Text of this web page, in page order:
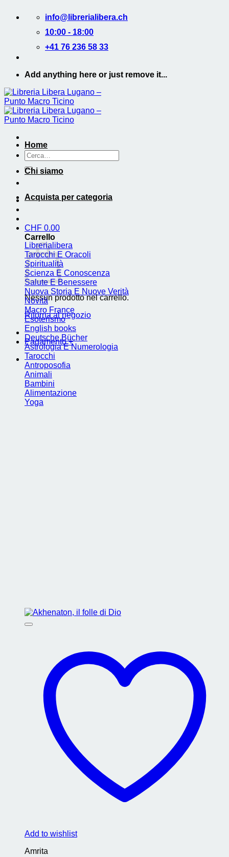
contenuti
info@librerialibera.ch
10:00 - 18:00
+41 76 236 58 33
Add anything here or just remove it...
Cerca:
CHF 0.00
Carrello
Nessun prodotto nel carrello.
Ritorna al negozio
Pagamento +
Home
Chi siamo
Acquista per categoria
Librerialibera
Tarocchi E Oracoli
Spiritualità
Scienza E Conoscenza
Salute E Benessere
Nuova Storia E Nuove Verità
Novità
Macro France
Esoterismo
English books
Deutsche Bücher
Astrologia E Numerologia
Tarocchi
Antroposofia
Animali
Bambini
Alimentazione
Yoga
Add to wishlist
Amrita